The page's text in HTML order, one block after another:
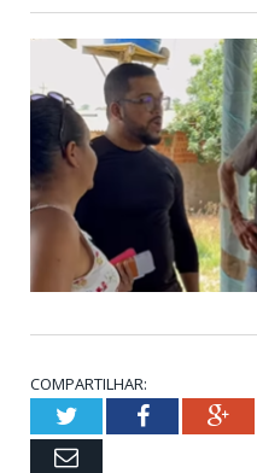
COMPARTILHAR:
TwitterFacebook
Email